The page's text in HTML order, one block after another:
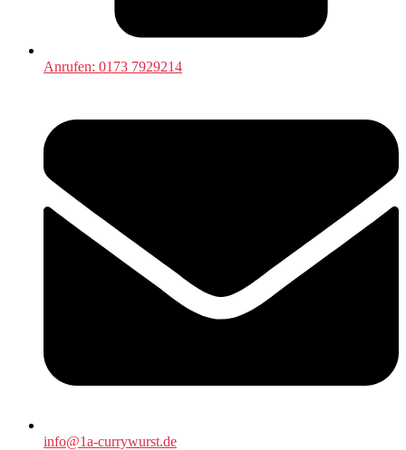
Anrufen: 0173 7929214
info@1a-currywurst.de